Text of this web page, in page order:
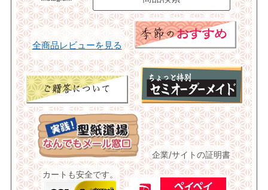
全商品レビューを見る
企業/サイトの証明書
カートも安全です。